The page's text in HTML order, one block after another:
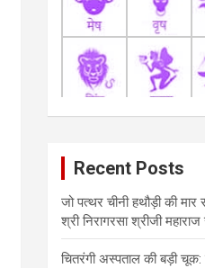
Recent Posts
जो पत्थर चीनी हथौड़ी की मार
श्री निरागरसा श्रीजी महाराज
चितरंगी अस्पताल की बड़ी